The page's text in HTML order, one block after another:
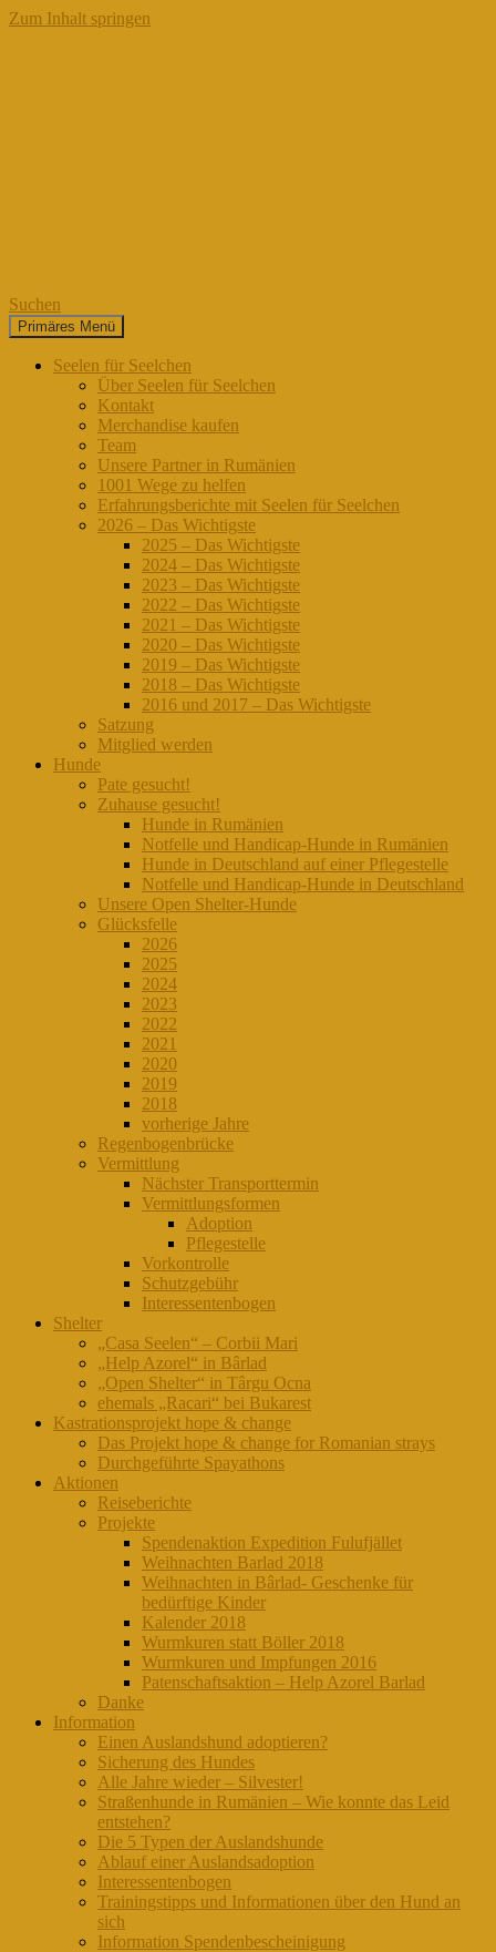
Zum Inhalt springen
Seelen für Seelchen
Suchen
Primäres Menü
Seelen für Seelchen
Über Seelen für Seelchen
Kontakt
Merchandise kaufen
Team
Unsere Partner in Rumänien
1001 Wege zu helfen
Erfahrungsberichte mit Seelen für Seelchen
2026 – Das Wichtigste
2025 – Das Wichtigste
2024 – Das Wichtigste
2023 – Das Wichtigste
2022 – Das Wichtigste
2021 – Das Wichtigste
2020 – Das Wichtigste
2019 – Das Wichtigste
2018 – Das Wichtigste
2016 und 2017 – Das Wichtigste
Satzung
Mitglied werden
Hunde
Pate gesucht!
Zuhause gesucht!
Hunde in Rumänien
Notfelle und Handicap-Hunde in Rumänien
Hunde in Deutschland auf einer Pflegestelle
Notfelle und Handicap-Hunde in Deutschland
Unsere Open Shelter-Hunde
Glücksfelle
2026
2025
2024
2023
2022
2021
2020
2019
2018
vorherige Jahre
Regenbogenbrücke
Vermittlung
Nächster Transporttermin
Vermittlungsformen
Adoption
Pflegestelle
Vorkontrolle
Schutzgebühr
Interessentenbogen
Shelter
„Casa Seelen“ – Corbii Mari
„Help Azorel“ in Bârlad
„Open Shelter“ in Târgu Ocna
ehemals „Racari“ bei Bukarest
Kastrationsprojekt hope & change
Das Projekt hope & change for Romanian strays
Durchgeführte Spayathons
Aktionen
Reiseberichte
Projekte
Spendenaktion Expedition Fulufjället
Weihnachten Barlad 2018
Weihnachten in Bârlad- Geschenke für
bedürftige Kinder
Kalender 2018
Wurmkuren statt Böller 2018
Wurmkuren und Impfungen 2016
Patenschaftsaktion – Help Azorel Barlad
Danke
Information
Einen Auslandshund adoptieren?
Sicherung des Hundes
Alle Jahre wieder – Silvester!
Straßenhunde in Rumänien – Wie konnte das Leid
entstehen?
Die 5 Typen der Auslandshunde
Ablauf einer Auslandsadoption
Interessentenbogen
Trainingstipps und Informationen über den Hund an
sich
Information Spendenbescheinigung